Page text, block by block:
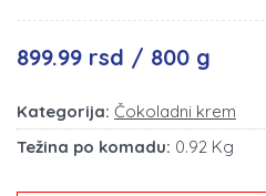
899.99 rsd / 800 g
Kategorija: Čokoladni krem
Težina po komadu: 0.92 Kg